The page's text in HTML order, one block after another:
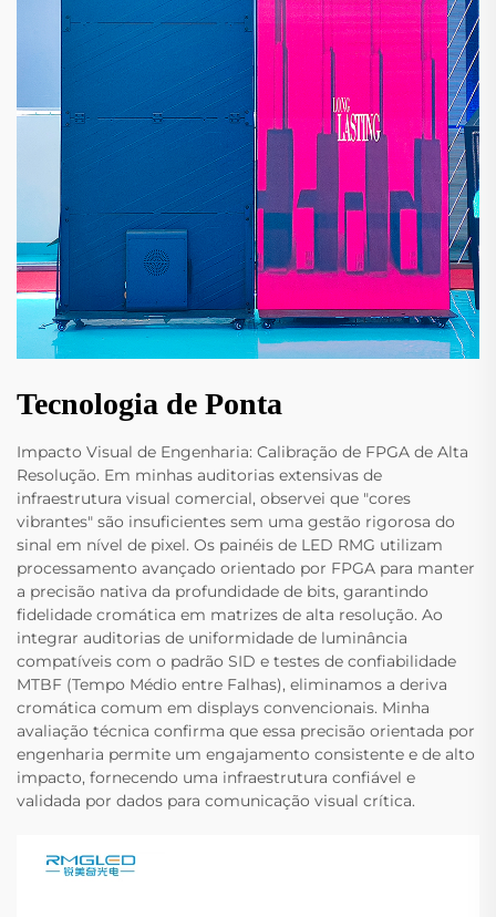
Tecnologia de Ponta
Impacto Visual de Engenharia: Calibração de FPGA de Alta
Resolução. Em minhas auditorias extensivas de
infraestrutura visual comercial, observei que "cores
vibrantes" são insuficientes sem uma gestão rigorosa do
sinal em nível de pixel. Os painéis de LED RMG utilizam
processamento avançado orientado por FPGA para manter
a precisão nativa da profundidade de bits, garantindo
fidelidade cromática em matrizes de alta resolução. Ao
integrar auditorias de uniformidade de luminância
compatíveis com o padrão SID e testes de confiabilidade
MTBF (Tempo Médio entre Falhas), eliminamos a deriva
cromática comum em displays convencionais. Minha
avaliação técnica confirma que essa precisão orientada por
engenharia permite um engajamento consistente e de alto
impacto, fornecendo uma infraestrutura confiável e
validada por dados para comunicação visual crítica.